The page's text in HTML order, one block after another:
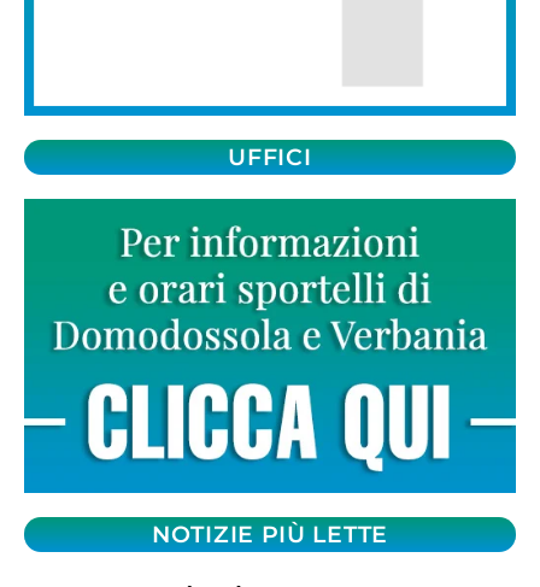
UFFICI
NOTIZIE PIÙ LETTE